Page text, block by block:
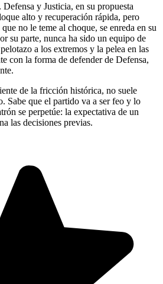
y Justicia, en su propuesta
alto y recuperación rápida, pero
no le teme al choque, se enreda en su
su parte, nunca ha sido un equipo de
a los extremos y la pelea en las
con la forma de defender de Defensa,
de la fricción histórica, no suele
Sabe que el partido va a ser feo y lo
se perpetúe: la expectativa de un
las decisiones previas.